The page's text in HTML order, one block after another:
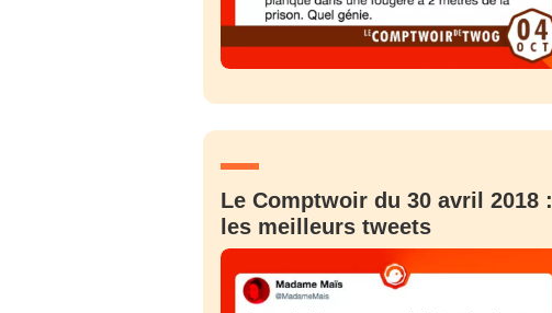
Le Comptwoir du 30 avril 2018 :
les meilleurs tweets